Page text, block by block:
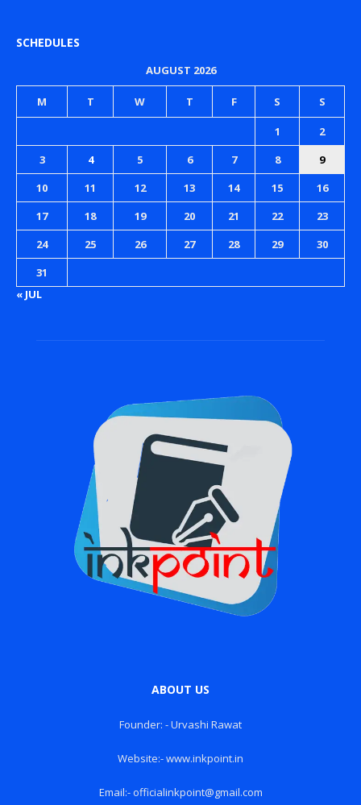
SCHEDULES
AUGUST 2026
M T W T F S S
1
2
3
4 5 6 7 8
9
10
11 12 13 14 15
16
17
18 19 20 21 22
23
24
25 26 27 28 29
30
31
« JUL
ABOUT US
Founder: - Urvashi Rawat
Website:- www.inkpoint.in
Email:- officialinkpoint@gmail.com